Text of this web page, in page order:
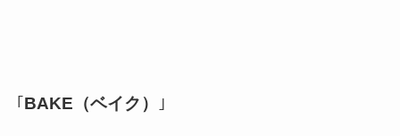
｢ BAKE（ベイク） ｣